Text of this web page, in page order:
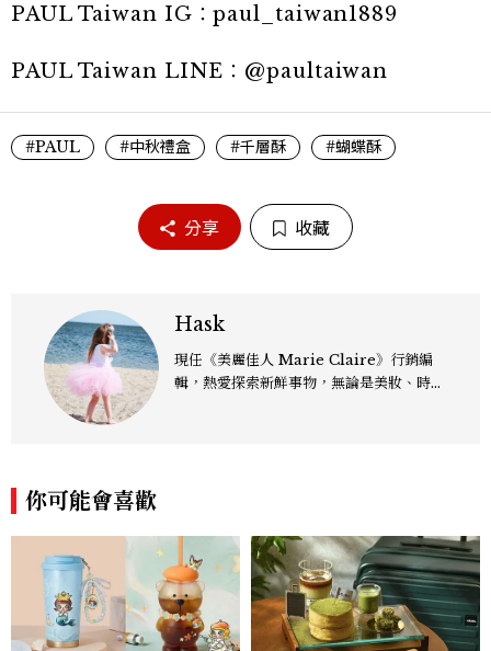
PAUL Taiwan IG：paul_taiwan1889
PAUL Taiwan LINE：@paultaiwan
#PAUL #中秋禮盒 #千層酥 #蝴蝶酥
分享 收藏
Hask
現任《美麗佳人 Marie Claire》行銷編
輯，熱愛探索新鮮事物，無論是美妝、時
你可能會喜歡